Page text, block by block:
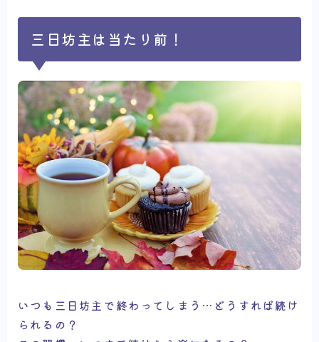
三日坊主は当たり前！
いつも三日坊主で終わってしまう…どうすれば続け
られるの？